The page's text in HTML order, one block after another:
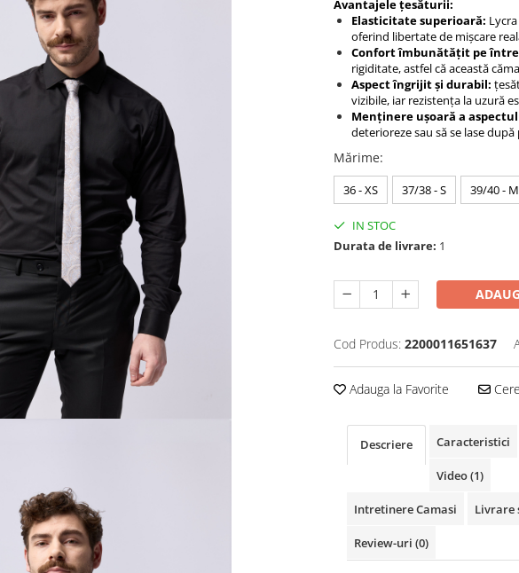
Avantajele țesăturii:
Elasticitate superioară:
oferind libertate de mișcare
Confort îmbunătățit pe
rigiditate, astfel că această
Aspect îngrijit și durabil:
vizibile, iar rezistența la uzură
Menținere ușoară a
deterioreze sau să se lase
Mărime:
36 - XS 37/38 - S 39/40 - M
IN STOC
Durata de livrare: 1
Cod Produs: 2200011651637
Adauga la Favorite
Descriere Caracteristici
Video(1)
Intretinere Camasi Livrare
Review-uri (0)